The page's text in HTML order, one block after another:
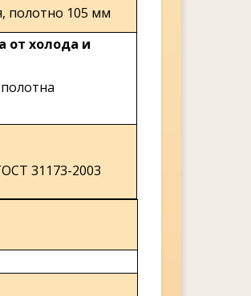
полотно 105 мм
от холода и
31173-2003